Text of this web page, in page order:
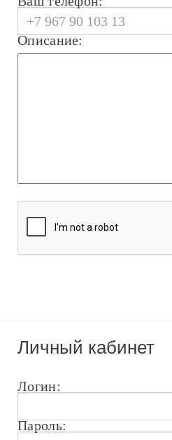
Описание:
Личный кабинет
Логин:
Пароль: